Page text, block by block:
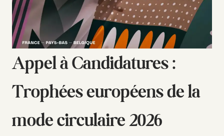
Appel à Candidatures :
Trophées européens de la
mode circulaire 2026